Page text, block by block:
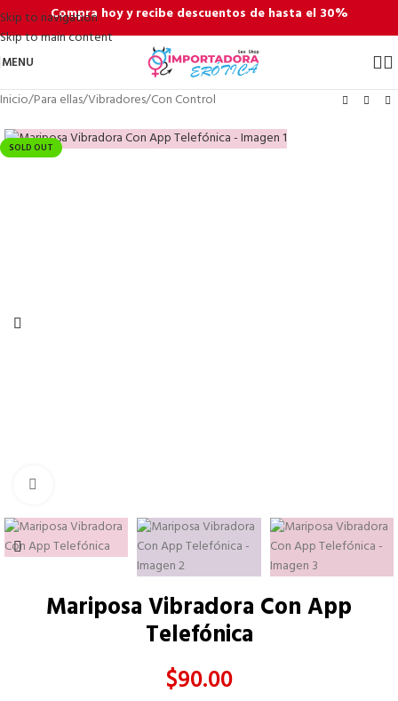
Skip to navigation
Skip to main content
Compra hoy y recibe descuentos de hasta el 30%
MENU
Inicio/Para ellas/Vibradores/Con Control
SOLD OUT
Mariposa Vibradora Con App
Telefónica
$90.00